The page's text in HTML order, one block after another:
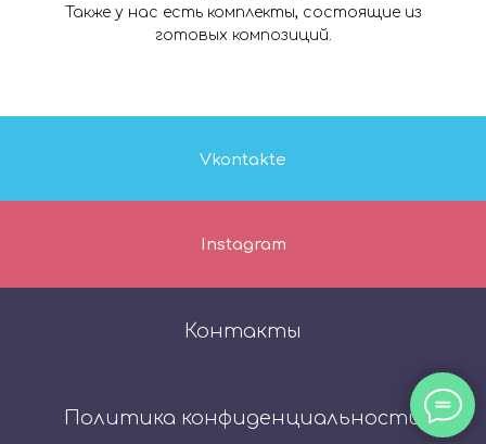
Также у нас есть комплекты, состоящие из
готовых композиций.
Политика конфиденциальности
Контакты
Vkontakte
Instagram